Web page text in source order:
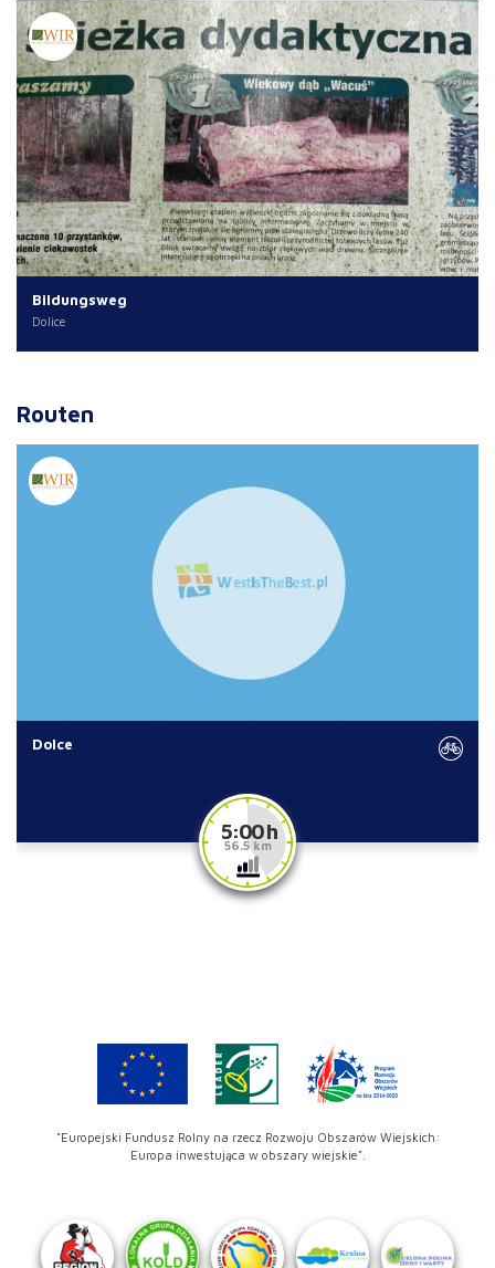
Bildungsweg
Dolice
Routen
Dolce
5:00 h
56.5 km
"Europejski Fundusz Rolny na rzecz Rozwoju Obszarów Wiejskich:
Europa inwestująca w obszary wiejskie".